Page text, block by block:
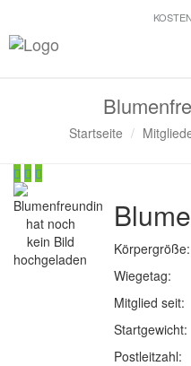
Startseite
Körpergröße:
Wiegetag:
Mitglied seit:
Startgewicht:
Postleitzahl: